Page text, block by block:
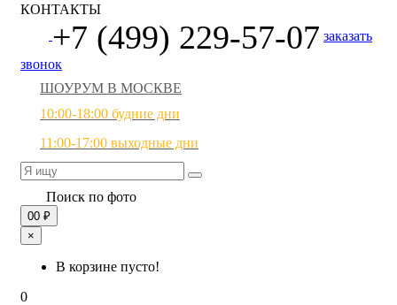
КОНТАКТЫ
+7 (499) 229-57-07 заказать
звонок
ШОУРУМ В МОСКВЕ
10:00-18:00 будние дни
11:00-17:00 выходные дни
Поиск по фото
00 ₽
×
В корзине пусто!
0